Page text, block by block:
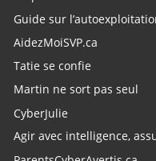
Guide sur
AidezMoiSVP.ca
Tatie se confie
Martin ne sort pas seul
CyberJulie
Agir avec intelligence,